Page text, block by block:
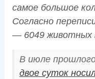
самое большое
Согласно
— 6049
В июле
двое суток